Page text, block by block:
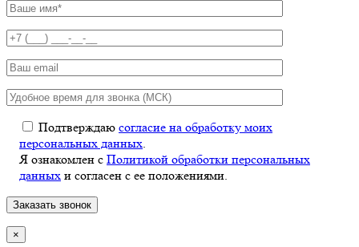
Подтверждаю согласие на обработку моих
персональных данных
Я ознакомлен с Политикой обработки персональных
данных и согласен с ее положениями.
×